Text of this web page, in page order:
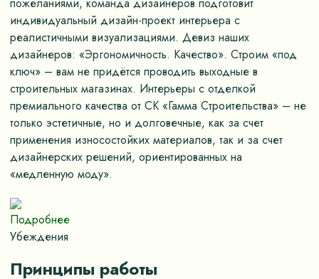
индивидуальный дизайн-проект интерьера с
реалистичными визуализациями. Девиз наших
дизайнеров: «Эргономичность. Качество». Строим «под
ключ» – вам не придётся проводить выходные в
строительных магазинах. Интерьеры с отделкой
премиального качества от СК «Гамма Строительства» – не
только эстетичные, но и долговечные, как за счет
применения износостойких материалов, так и за счет
дизайнерских решений, ориентированных на
«медленную моду».
Подробнее
Убеждения
Принципы работы